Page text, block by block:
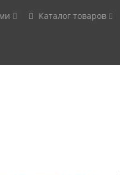
Каталог товаров